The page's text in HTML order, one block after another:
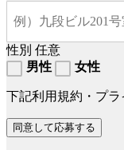
性別 任意
男性
女性
下記利用規約・プ